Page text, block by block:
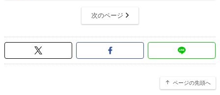
次のページ
ページの先頭へ